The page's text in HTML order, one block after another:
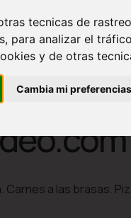
tecnicas de
para analizar el
y de otras
Cambia mi preferencias
Carnes a las brasas.